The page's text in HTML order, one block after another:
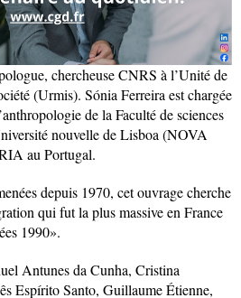
chercheuse CNRS à l’Unité de
(Urmis). Sónia Ferreira est chargée
de la Faculté de sciences
nouvelle de Lisboa (NOVA
au Portugal.
depuis 1970, cet ouvrage cherche
qui fut la plus massive en France
1990».
Antunes da Cunha, Cristina
Espírito Santo, Guillaume Étienne,